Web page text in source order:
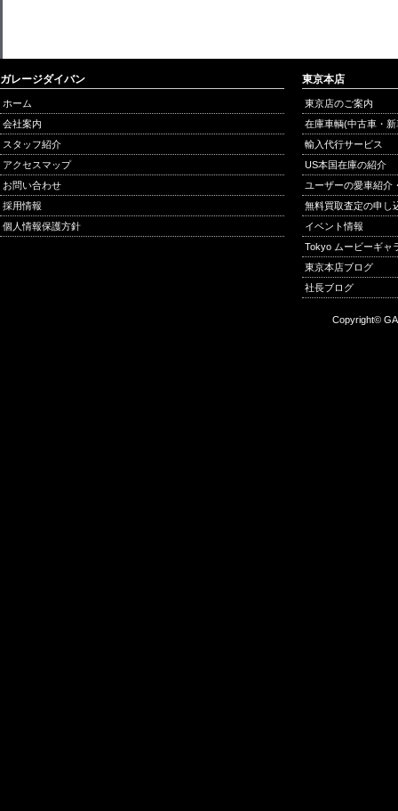
ガレージダイバン
ホーム
会社案内
スタッフ紹介
アクセスマップ
お問い合わせ
採用情報
個人情報保護方針
東京本店
東京店のご案内
在庫車輌(中古車・
輸入代行サービス
US本国在庫の紹介
ユーザーの愛車紹介
無料買取査定の申し
イベント情報
Tokyo ムービーギャ
東京本店ブログ
社長ブログ
Copyright©